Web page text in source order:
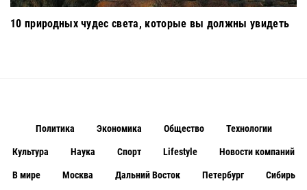
10 природных чудес света, которые вы должны увидеть
Политика Экономика Общество Технологии
Культура Наука Спорт Lifestyle Новости компаний
В мире Москва Дальний Восток Петербург Сибирь